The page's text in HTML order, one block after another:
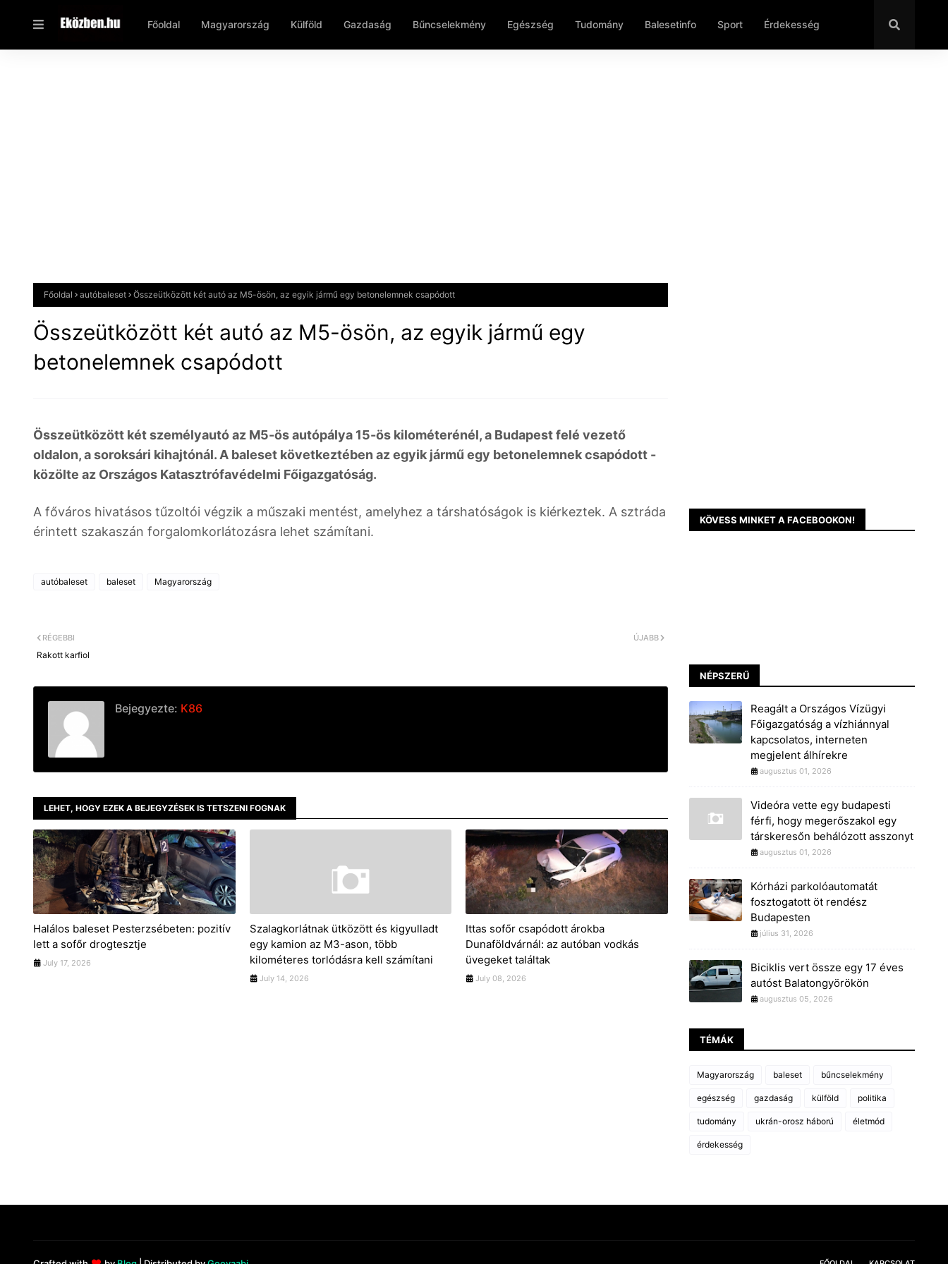
Főoldal Magyarország Külföld Gazdaság Bűncselekmény Egészség Tudomány Balesetinfo Sport Érdekesség
Főoldal autóbaleset Összeütközött két autó az M5-ösön, az egyik jármű egy betonelemnek csapódott
Összeütközött két autó az M5-ösön, az egyik jármű egy
betonelemnek csapódott
Összeütközött két személyautó az M5-ös autópálya 15-ös kilométerénél, a Budapest felé vezető
oldalon, a soroksári kihajtónál. A baleset következtében az egyik jármű egy betonelemnek csapódott -
közölte az Országos Katasztrófavédelmi Főigazgatóság.
A főváros hivatásos tűzoltói végzik a műszaki mentést, amelyhez a társhatóságok is kiérkeztek. A sztráda
érintett szakaszán forgalomkorlátozásra lehet számítani.
autóbaleset baleset Magyarország
ÚJABB
RÉGEBBI
Rakott karfiol
Bejegyezte: K86
LEHET, HOGY EZEK A BEJEGYZÉSEK IS TETSZENI FOGNAK
Halálos baleset Pesterzsébeten: pozitív
lett a sofőr drogtesztje
July 17, 2026
Szalagkorlátnak ütközött és kigyulladt
egy kamion az M3-ason, több
kilométeres torlódásra kell számítani
July 14, 2026
Ittas sofőr csapódott árokba
Dunaföldvárnál: az autóban vodkás
üvegeket találtak
July 08, 2026
KÖVESS MINKET A FACEBOOKON!
NÉPSZERŰ
Reagált a Országos Vízügyi
Főigazgatóság a vízhiánnyal
kapcsolatos, interneten
megjelent álhírekre
augusztus 01, 2026
Videóra vette egy budapesti
férfi, hogy megerőszakol egy
társkeresőn behálózott asszonyt
augusztus 01, 2026
Kórházi parkolóautomatát
fosztogatott öt rendész
Budapesten
július 31, 2026
Biciklis vert össze egy 17 éves
autóst Balatongyörökön
augusztus 05, 2026
TÉMÁK
Magyarország baleset bűncselekmény
egészség gazdaság külföld politika
tudomány ukrán-orosz háború életmód
érdekesség